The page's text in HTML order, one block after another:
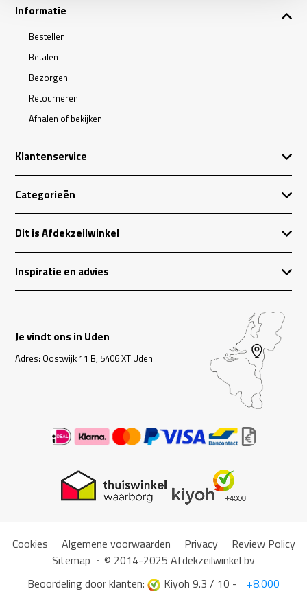
Informatie
Bestellen
Betalen
Bezorgen
Retourneren
Afhalen of bekijken
Klantenservice
Categorieën
Dit is Afdekzeilwinkel
Inspiratie en advies
Je vindt ons in Uden
Adres: Oostwijk 11 B, 5406 XT Uden
Cookies Algemene voorwaarden Privacy
Review Policy
Sitemap
© 2014-2025 Afdekzeilwinkel bv
Beoordeling door klanten:
Kiyoh 9.3 / 10 - +8.000